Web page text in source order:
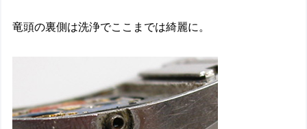
竜頭の裏側は洗浄でここまでは綺麗に。